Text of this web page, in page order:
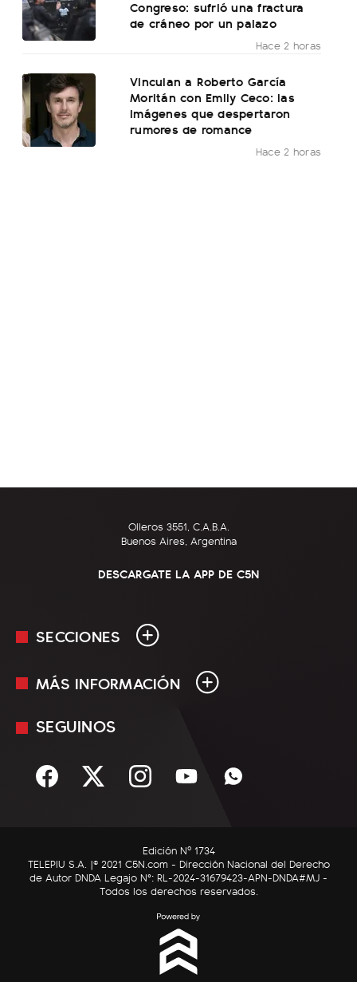
Congreso: sufrió una fractura
de cráneo por un palazo
Hace 2 horas
Vinculan a Roberto García
Moritán con Emily Ceco: las
imágenes que despertaron
rumores de romance
Hace 2 horas
Olleros 3551, C.A.B.A.
Buenos Aires, Argentina
DESCARGATE LA APP DE C5N
SECCIONES
En Vivo
Sociedad
C5N Autos
RatingCero
MÁS INFORMACIÓN
Mediakit
Términos y condiciones
SEGUINOS
Edición Nº 1734
TELEPIU S.A. |© 2021 C5N.com - Dirección Nacional del Derecho
de Autor DNDA Legajo N°: RL-2024-31679423-APN-DNDA#MJ -
Todos los derechos reservados.